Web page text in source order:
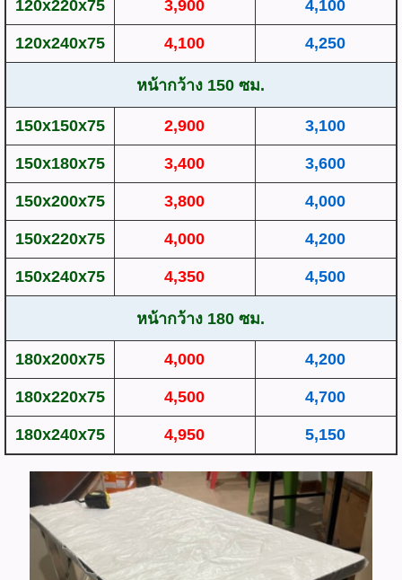
120x220x75 3,900 4,100
120x240x75 4,100 4,250
หน้ากว้าง 150 ซม.
150x150x75 2,900 3,100
150x180x75 3,400 3,600
150x200x75 3,800 4,000
150x220x75 4,000 4,200
150x240x75 4,350 4,500
หน้ากว้าง 180 ซม.
180x200x75 4,000 4,200
180x220x75 4,500 4,700
180x240x75 4,950 5,150